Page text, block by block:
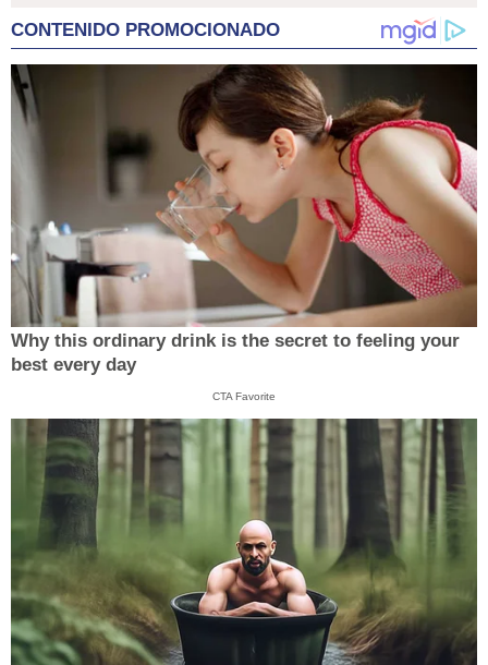
CONTENIDO PROMOCIONADO
Why this ordinary drink is the secret to feeling your
best every day
CTA Favorite